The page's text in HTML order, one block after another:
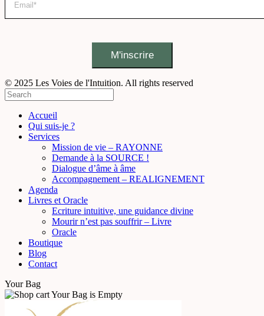
© 2025 Les Voies de l'Intuition. All rights reserved
Accueil
Qui suis-je ?
Services
Mission de vie – RAYONNE
Demande à la SOURCE !
Dialogue d’âme à âme
Accompagnement – REALIGNEMENT
Agenda
Livres et Oracle
Ecriture intuitive, une guidance divine
Mourir n’est pas souffrir – Livre
Oracle
Boutique
Blog
Contact
Your Bag
Your Bag is Empty